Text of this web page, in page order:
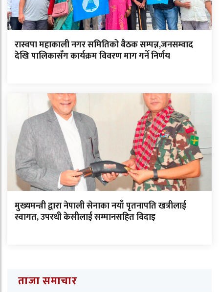
रास्वपा महाकाली नगर समितिको बैठक सम्पन्न,जनसम्वाद
देखि पालिकासँग कार्यक्रम विवरण माग गर्ने निर्णय
मुख्यमन्त्री द्वारा नेपाली सेनाका नयाँ पृतनापति खत्रीलाई
स्वागत, उपरथी केसीलाई सम्मानसहित विदाइ
ताजा समाचार